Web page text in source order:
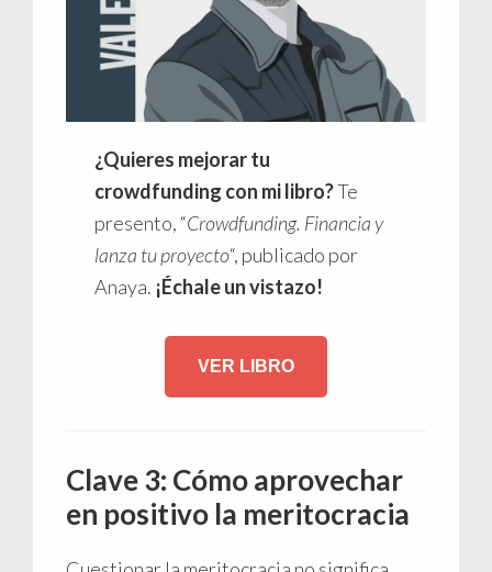
¿Quieres mejorar tu
crowdfunding con mi libro?Te
presento, “Crowdfunding. Financia y
lanza tu proyecto“, publicado por
Anaya. ¡Échale un vistazo!
VER LIBRO
Clave 3: Cómo aprovechar
en positivo la meritocracia